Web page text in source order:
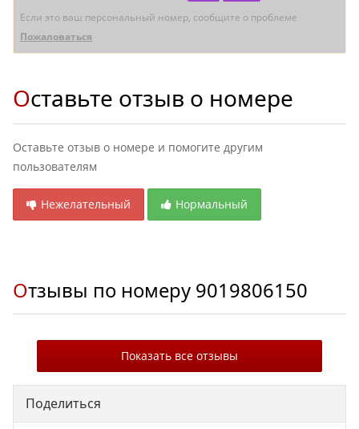
Если это ваш персональный номер, сообщите о проблеме
Пожаловаться
Оставьте отзыв о номере
Оставьте отзыв о номере и помогите другим
пользователям
Нежелательный Нормальный
Отзывы по номеру 9019806150
Показать все отзывы
Поделиться